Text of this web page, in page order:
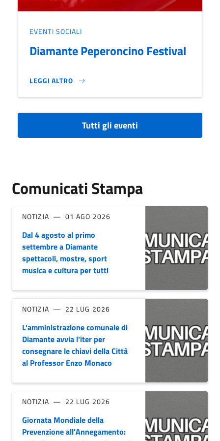
EVENTI SOCIALI
Diamante Peperoncino Festival
LEGGI ALTRO
DIAMANTE PEPERONCINO FESTIVAL}
Tutti gli eventi
Comunicati Stampa
NOTIZIA 01 AGO 2026
Dal 4 agosto al primo
settembre a Diamante
spettacoli, mostre, sport
musica e cultura per tutti
NOTIZIA 22 LUG 2026
L'amministrazione comunale di
Diamante avvia l'iter per
consegnare le chiavi della Città
al Professor Enzo Monaco
NOTIZIA 22 LUG 2026
Giornata Mondiale della
Prevenzione all'Annegamento: